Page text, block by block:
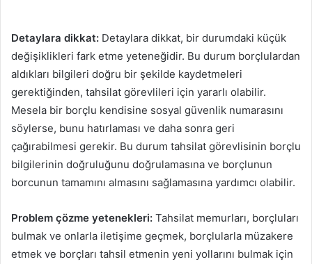
Detaylara dikkat: Detaylara dikkat, bir durumdaki küçük
değişiklikleri fark etme yeteneğidir. Bu durum borçlulardan
aldıkları bilgileri doğru bir şekilde kaydetmeleri
gerektiğinden, tahsilat görevlileri için yararlı olabilir.
Mesela bir borçlu kendisine sosyal güvenlik numarasını
söylerse, bunu hatırlaması ve daha sonra geri
çağırabilmesi gerekir. Bu durum tahsilat görevlisinin borçlu
bilgilerinin doğruluğunu doğrulamasına ve borçlunun
borcunun tamamını almasını sağlamasına yardımcı olabilir.
Problem çözme yetenekleri: Tahsilat memurları, borçluları
bulmak ve onlarla iletişime geçmek, borçlularla müzakere
etmek ve borçları tahsil etmenin yeni yollarını bulmak için